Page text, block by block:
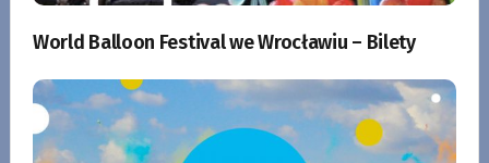
World Balloon Festival we Wrocławiu – Bilety